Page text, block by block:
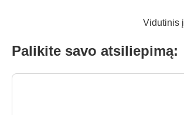
Vidutinis
Palikite savo atsiliepimą: